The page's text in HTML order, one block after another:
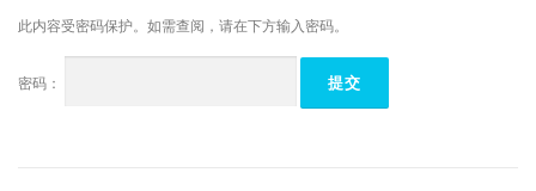
此内容受密码保护。如需查阅，请在下方输入密码。
密码：